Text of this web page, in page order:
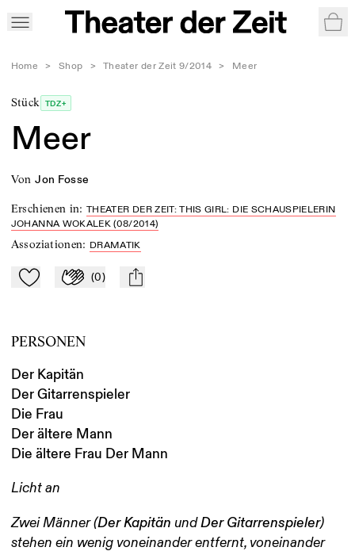
Home > Shop > Theater der Zeit 9/2014 > Meer
Stück TDZ+
Meer
von Jon Fosse
Erschienen in:THEATER DER ZEIT: THIS GIRL: DIE SCHAUSPIELERIN
JOHANNA WOKALEK (08/2014)
Assoziationen: DRAMATIK
Zu Mein-TdZ hinzufügen
Applaudieren
(0) mail
PERSONEN
Der Kapitän
Der Gitarrenspieler
Die Frau
Der ältere Mann
Die ältere Frau Der Mann
Licht an
Zwei Männer (Der Kapitän undDer Gitarrenspieler)
stehen ein wenig voneinander entfernt, voneinander